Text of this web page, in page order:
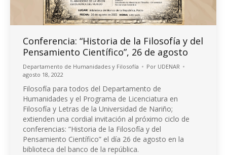
Conferencia: “Historia de la Filosofía y del
Pensamiento Científico”, 26 de agosto
Departamento de Humanidades y Filosofía Por UDENAR
agosto 18, 2022
Filosofía para todos del Departamento de
Humanidades y el Programa de Licenciatura en
Filosofía y Letras de la Universidad de Nariño;
extienden una cordial invitación al próximo ciclo de
conferencias: ”Historia de la Filosofía y del
Pensamiento Científico” el día 26 de agosto en la
biblioteca del banco de la república.